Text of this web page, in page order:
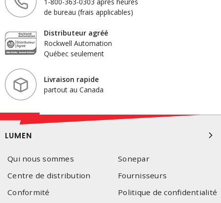
de bureau (frais applicables)
Distributeur agréé
Rockwell Automation
Québec seulement
Livraison rapide
partout au Canada
LUMEN
Qui nous sommes
Sonepar
Centre de distribution
Fournisseurs
Conformité
Politique de confidentialité